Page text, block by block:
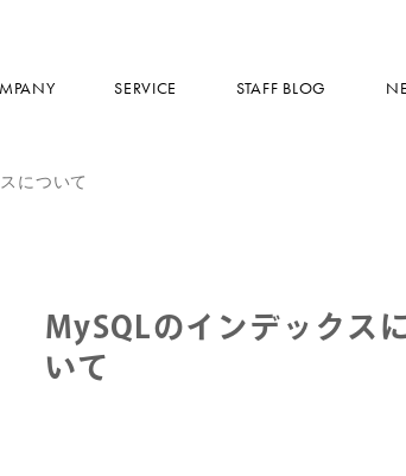
SERVICE STAFF BLOG
について
MySQLのインデックス
いて